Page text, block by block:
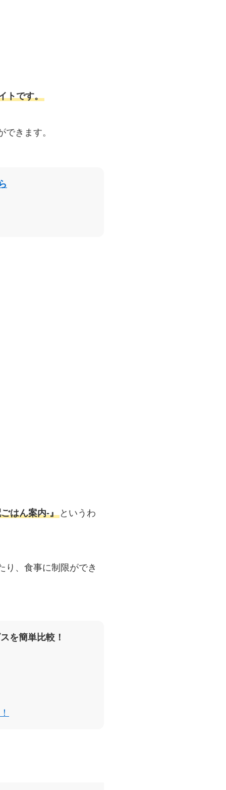
トです。
きます。
はん案内‐』 というわ
り、食事に制限ができ
を簡単比較！